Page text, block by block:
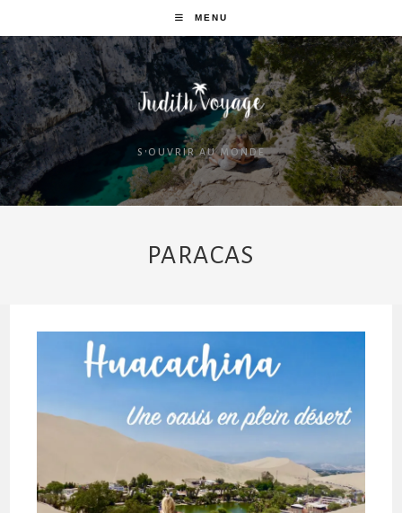
MENU
S'OUVRIR AU MONDE
PARACAS